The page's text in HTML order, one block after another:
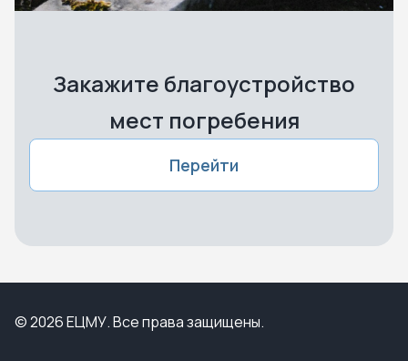
Закажите благоустройство
мест погребения
Перейти
© 2026 ЕЦМУ. Все права защищены.